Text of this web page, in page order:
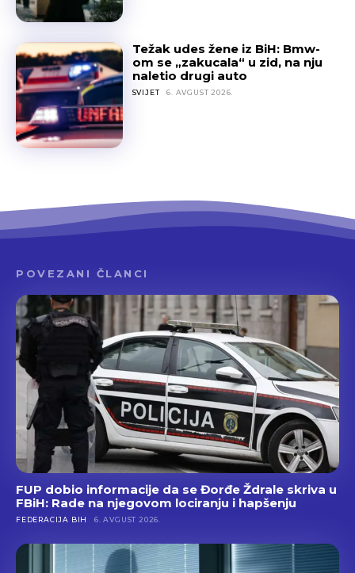
Težak udes žene iz BiH: Bmw-
om se „zakucala“ u zid, na nju
naletio drugi auto
SVIJET 6. AVGUST 2026.
POVEZANI ČLANCI
FUP dobio informacije da se Đorđe Ždrale skriva u
FBiH: Rade na njegovom lociranju i hapšenju
FEDERACIJA BIH 6. AVGUST 2026.